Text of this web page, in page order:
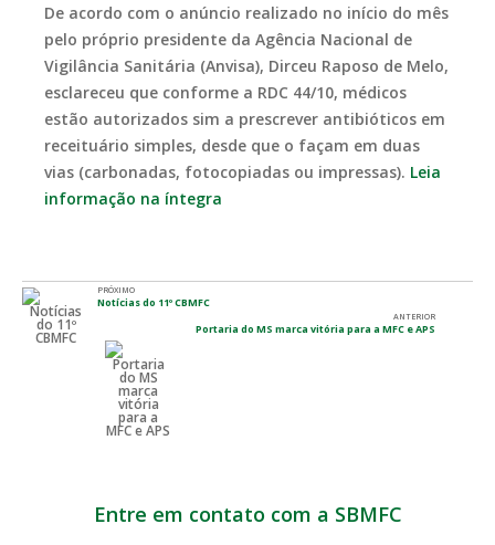
De acordo com o anúncio realizado no início do mês
pelo próprio presidente da Agência Nacional de
Vigilância Sanitária (Anvisa), Dirceu Raposo de Melo,
esclareceu que conforme a RDC 44/10, médicos
estão autorizados sim a prescrever antibióticos em
receituário simples, desde que o façam em duas
vias (carbonadas, fotocopiadas ou impressas). Leia
informação na íntegra
PRÓXIMO
Notícias do 11º CBMFC
ANTERIOR
Portaria do MS marca vitória para a MFC e APS
Entre em contato com a SBMFC